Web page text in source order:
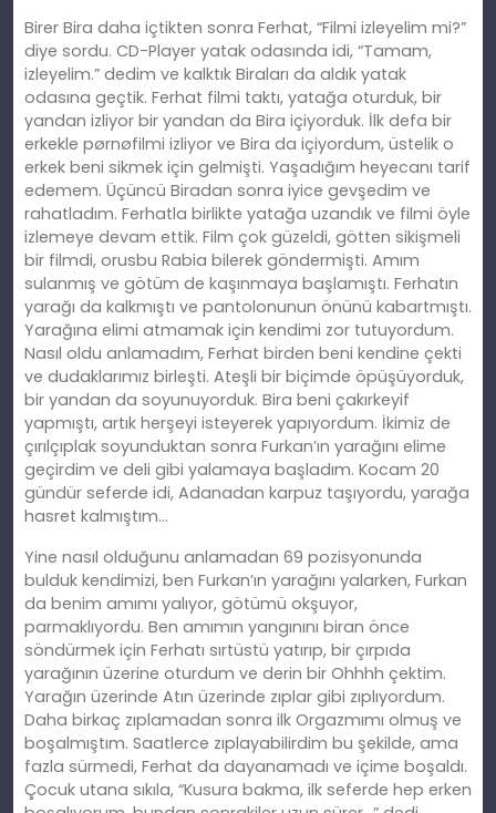
Birer Bira daha içtikten sonra Ferhat, “Filmi izleyelim mi?”
diye sordu. CD-Player yatak odasında idi, “Tamam,
izleyelim.” dedim ve kalktık Biraları da aldık yatak
odasına geçtik. Ferhat filmi taktı, yatağa oturduk, bir
yandan izliyor bir yandan da Bira içiyorduk. İlk defa bir
erkekle pørnøfilmi izliyor ve Bira da içiyordum, üstelik o
erkek beni sikmek için gelmişti. Yaşadığım heyecanı tarif
edemem. Üçüncü Biradan sonra iyice gevşedim ve
rahatladım. Ferhatla birlikte yatağa uzandık ve filmi öyle
izlemeye devam ettik. Film çok güzeldi, götten sikişmeli
bir filmdi, orusbu Rabia bilerek göndermişti. Amım
sulanmış ve götüm de kaşınmaya başlamıştı. Ferhatın
yarağı da kalkmıştı ve pantolonunun önünü kabartmıştı.
Yarağına elimi atmamak için kendimi zor tutuyordum.
Nasıl oldu anlamadım, Ferhat birden beni kendine çekti
ve dudaklarımız birleşti. Ateşli bir biçimde öpüşüyorduk,
bir yandan da soyunuyorduk. Bira beni çakırkeyif
yapmıştı, artık herşeyi isteyerek yapıyordum. İkimiz de
çırılçıplak soyunduktan sonra Furkan’ın yarağını elime
geçirdim ve deli gibi yalamaya başladım. Kocam 20
gündür seferde idi, Adanadan karpuz taşıyordu, yarağa
hasret kalmıştım…
Yine nasıl olduğunu anlamadan 69 pozisyonunda
bulduk kendimizi, ben Furkan’ın yarağını yalarken, Furkan
da benim amımı yalıyor, götümü okşuyor,
parmaklıyordu. Ben amımın yangınını biran önce
söndürmek için Ferhatı sırtüstü yatırıp, bir çırpıda
yarağının üzerine oturdum ve derin bir Ohhhh çektim.
Yarağın üzerinde Atın üzerinde zıplar gibi zıplıyordum.
Daha birkaç zıplamadan sonra ilk Orgazmımı olmuş ve
boşalmıştım. Saatlerce zıplayabilirdim bu şekilde, ama
fazla sürmedi, Ferhat da dayanamadı ve içime boşaldı.
Çocuk utana sıkıla, “Kusura bakma, ilk seferde hep erken